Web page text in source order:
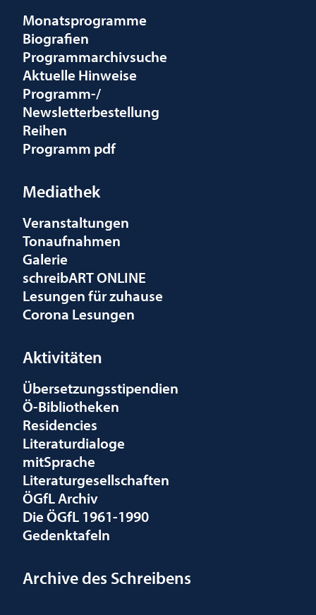
Monatsprogramme
Biografien
Programmarchivsuche
Aktuelle Hinweise
Programm-/
Newsletterbestellung
Reihen
Programm pdf
Mediathek
Veranstaltungen
Tonaufnahmen
Galerie
schreibART ONLINE
Lesungen für zuhause
Corona Lesungen
Aktivitäten
Übersetzungsstipendien
Ö-Bibliotheken
Residencies
Literaturdialoge
mitSprache
Literaturgesellschaften
ÖGfL Archiv
Die ÖGfL 1961-1990
Gedenktafeln
Archive des Schreibens